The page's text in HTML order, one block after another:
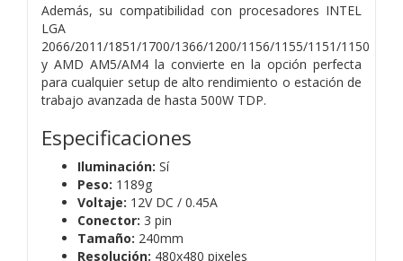
Además, su compatibilidad con procesadores INTEL
LGA
2066/2011/1851/1700/1366/1200/1156/1155/1151/1150
y AMD AM5/AM4 la convierte en la opción perfecta
para cualquier setup de alto rendimiento o estación de
trabajo avanzada de hasta 500W TDP.
Especificaciones
Iluminación: Sí
Peso: 1189g
Voltaje: 12V DC / 0.45A
Conector: 3 pin
Tamaño: 240mm
Resolución: 480x480 pixeles